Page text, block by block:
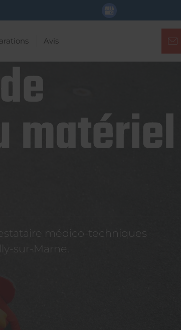
Avis
matériel
médico-techniques
sur-Marne.